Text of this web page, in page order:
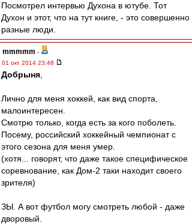
Посмотрел интервью Духона в ютубе. Тот
Духон и этот, что на тут книге, - это совершенно
разные люди.
mmmmm -
01 окт 2014 23:48
Добрыня
Лично для меня хоккей, как вид спорта,
малоинтересен.
Смотрю только, когда есть за кого поболеть.
Посему, российский хоккейный чемпионат с
этого сезона для меня умер.
(хотя... говорят, что даже такое специфическое
соревнование, как Дом-2 таки находит своего
зрителя)
ЗЫ. А вот футбол могу смотреть любой - даже
дворовый.